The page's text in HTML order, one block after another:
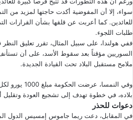
سواء، إلا أن المفوضية أكدت حاجتها لمزيد من
للعائدين. كما أعربت عن قلقها بشأن القرارات
طلبات اللجوء.
ففي هولندا، على سبيل المثال، تقرر تعليق
السوريين مؤقتاً بعد سقوط الأسد، على أن
ملامح مستقبل البلاد تحت القيادة الجديدة.
وفي النمسا،
بلاده، في خطوة تهدف إلى تشجيع العودة وتقليل
دعوات للحذر
في المقابل، دعت ريما جاموس إمسيس الدول